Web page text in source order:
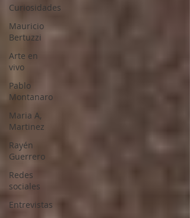
Curiosidades
Mauricio
Bertuzzi
Arte en
vivo
Pablo
Montanaro
Maria A,
Martinez
Rayén
Guerrero
Redes
sociales
Entrevistas